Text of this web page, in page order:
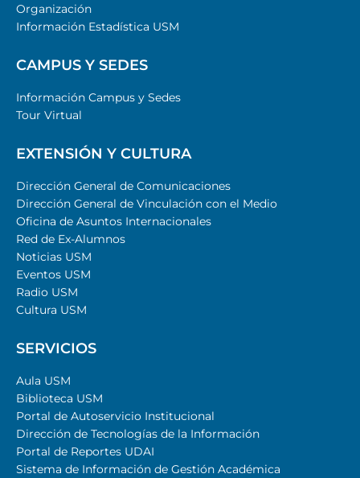
Organización
Información Estadística USM
CAMPUS Y SEDES
Información Campus y Sedes
Tour Virtual
EXTENSIÓN Y CULTURA
Dirección General de Comunicaciones
Dirección General de Vinculación con el Medio
Oficina de Asuntos Internacionales
Red de Ex-Alumnos
Noticias USM
Eventos USM
Radio USM
Cultura USM
SERVICIOS
Aula USM
Biblioteca USM
Portal de Autoservicio Institucional
Dirección de Tecnologías de la Información
Portal de Reportes UDAI
Sistema de Información de Gestión Académica